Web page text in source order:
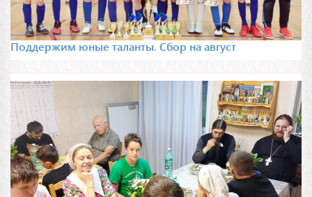
Поддержим юные таланты. Сбор на август